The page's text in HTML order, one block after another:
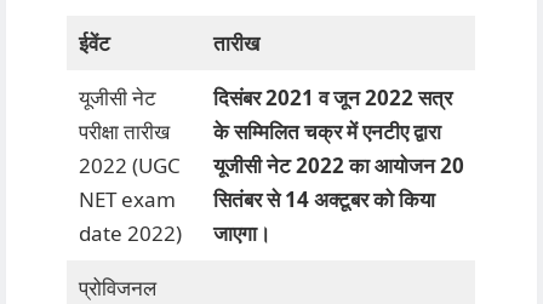
ईवेंट
तारीख
यूजीसी नेट
परीक्षा तारीख
2022 (UGC
NET exam
date 2022)
दिसंबर 2021 व जून 2022 सत्र
के सम्मिलित चक्र में एनटीए द्वारा
यूजीसी नेट 2022 का आयोजन 20
सितंबर से 14 अक्टूबर को किया
जाएगा।
प्रोविजनल